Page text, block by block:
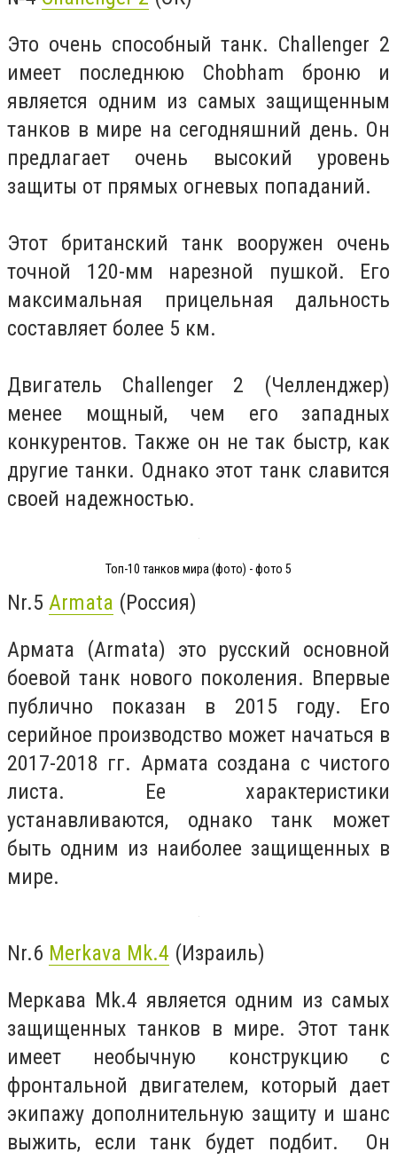
Это очень способный танк. Challenger 2
имеет последнюю Chobham броню и
является одним из самых защищенным
танков в мире на сегодняшний день. Он
предлагает очень высокий уровень
защиты от прямых огневых попаданий.
Этот британский танк вооружен очень
точной 120-мм нарезной пушкой. Его
максимальная прицельная дальность
составляет более 5 км.
Двигатель Challenger 2 (Челленджер)
менее мощный, чем его западных
конкурентов. Также он не так быстр, как
другие танки. Однако этот танк славится
своей надежностью.
Топ-10 танков мира (фото) - фото 5
Nr.5 Armata (Россия)
Армата (Armata) это русский основной
боевой танк нового поколения. Впервые
публично показан в 2015 году. Его
серийное производство может начаться в
2017-2018 гг. Армата создана с чистого
листа. Ее характеристики
устанавливаются, однако танк может
быть одним из наиболее защищенных в
мире.
Nr.6 Merkava Mk.4 (Израиль)
Меркава Mk.4 является одним из самых
защищенных танков в мире. Этот танк
имеет необычную конструкцию с
фронтальной двигателем, который дает
экипажу дополнительную защиту и шанс
выжить, если танк будет подбит. Он